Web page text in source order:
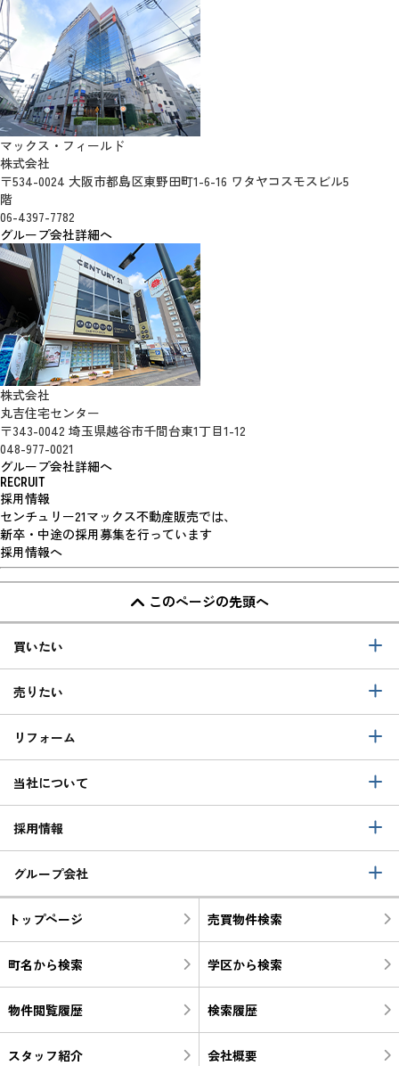
マックス・フィールド
株式会社
〒534-0024 大阪市都島区東野田町1-6-16 ワタヤコスモスビル5
階
06-4397-7782
グループ会社詳細へ
株式会社
丸吉住宅センター
〒343-0042 埼玉県越谷市千間台東1丁目1-12
048-977-0021
グループ会社詳細へ
RECRUIT
採用情報
センチュリー21マックス不動産販売では、
新卒・中途の採用募集を行っています
採用情報へ
このページの先頭へ
買いたい
売りたい
リフォーム
当社について
採用情報
グループ会社
トップページ 売買物件検索
町名から検索 学区から検索
物件閲覧履歴 検索履歴
スタッフ紹介 会社概要